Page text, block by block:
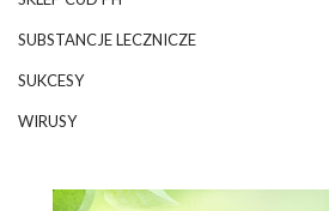
SUBSTANCJE LECZNICZE
SUKCESY
WIRUSY